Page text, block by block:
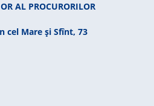
AL PROCURORILOR
cel Mare şi Sfînt, 73